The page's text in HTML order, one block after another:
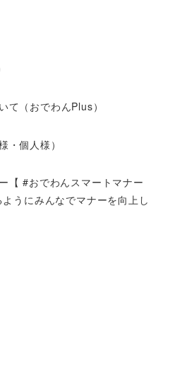
て（おでわんPlus）
・個人様）
【 #おでわんスマートマナー
うにみんなでマナーを向上し